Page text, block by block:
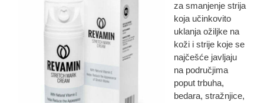
za smanjenje strija
koja učinkovito
uklanja ožiljke na
koži i strije koje se
najčešće javljaju
na područjima
poput trbuha,
bedara, stražnjice,